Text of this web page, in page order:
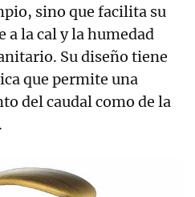
sino que facilita su
la cal y la humedad
Su diseño tiene
que permite una
del caudal como de la